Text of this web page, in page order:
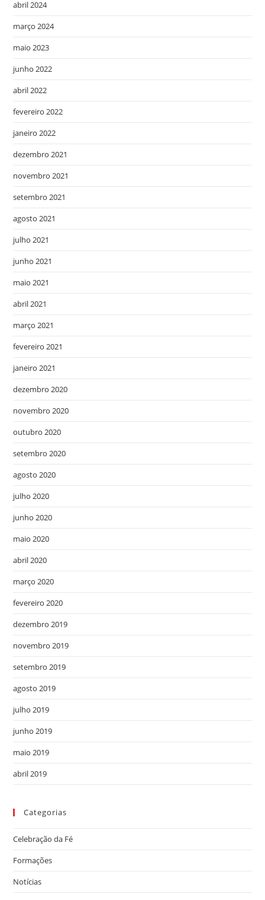
abril 2024
março 2024
maio 2023
junho 2022
abril 2022
fevereiro 2022
janeiro 2022
dezembro 2021
novembro 2021
setembro 2021
agosto 2021
julho 2021
junho 2021
maio 2021
abril 2021
março 2021
fevereiro 2021
janeiro 2021
dezembro 2020
novembro 2020
outubro 2020
setembro 2020
agosto 2020
julho 2020
junho 2020
maio 2020
abril 2020
março 2020
fevereiro 2020
dezembro 2019
novembro 2019
setembro 2019
agosto 2019
julho 2019
junho 2019
maio 2019
abril 2019
Categorias
Celebração da Fé
Formações
Notícias